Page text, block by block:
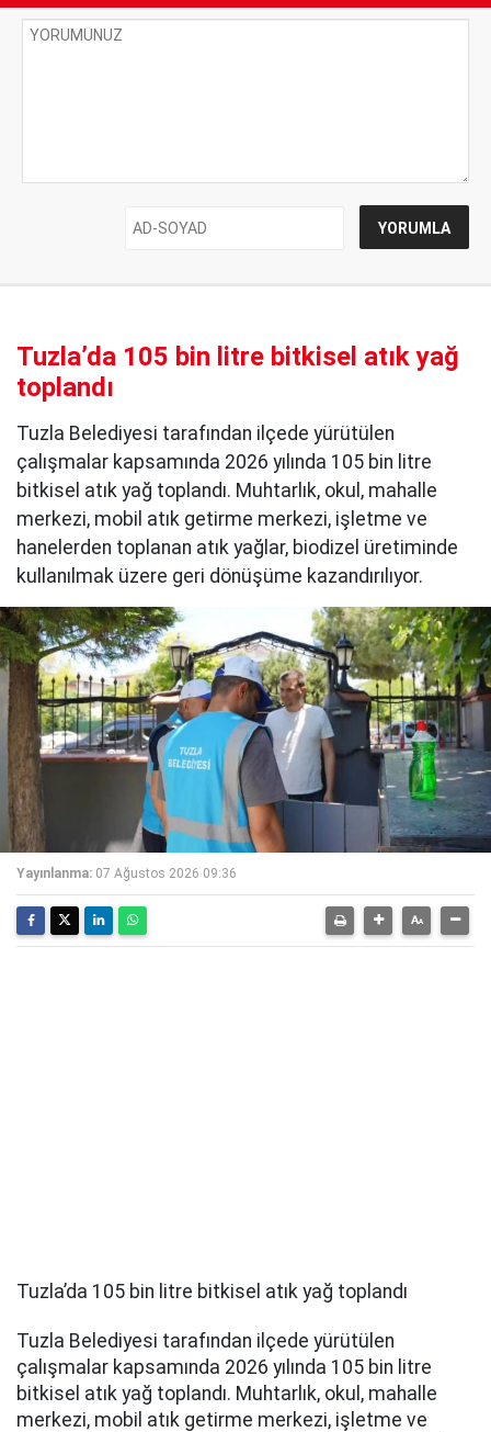
Tuzla’da 105 bin litre bitkisel atık yağ
toplandı
Tuzla Belediyesi tarafından ilçede yürütülen
çalışmalar kapsamında 2026 yılında 105 bin litre
bitkisel atık yağ toplandı. Muhtarlık, okul, mahalle
merkezi, mobil atık getirme merkezi, işletme ve
hanelerden toplanan atık yağlar, biodizel üretiminde
kullanılmak üzere geri dönüşüme kazandırılıyor.
Yayınlanma: 07 Ağustos 2026 09:36
Tuzla’da 105 bin litre bitkisel atık yağ toplandı
Tuzla Belediyesi tarafından ilçede yürütülen
çalışmalar kapsamında 2026 yılında 105 bin litre
bitkisel atık yağ toplandı. Muhtarlık, okul, mahalle
merkezi, mobil atık getirme merkezi, işletme ve